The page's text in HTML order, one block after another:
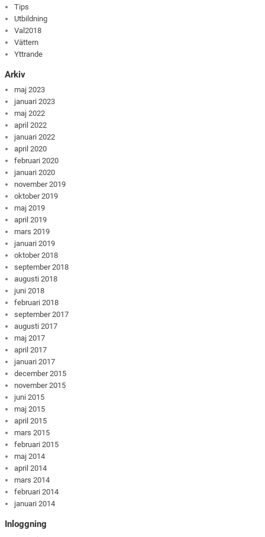
Tips
Utbildning
Val2018
Vättern
Yttrande
Arkiv
maj 2023
januari 2023
maj 2022
april 2022
januari 2022
april 2020
februari 2020
januari 2020
november 2019
oktober 2019
maj 2019
april 2019
mars 2019
januari 2019
oktober 2018
september 2018
augusti 2018
juni 2018
februari 2018
september 2017
augusti 2017
maj 2017
april 2017
januari 2017
december 2015
november 2015
juni 2015
maj 2015
april 2015
mars 2015
februari 2015
maj 2014
april 2014
mars 2014
februari 2014
januari 2014
Inloggning